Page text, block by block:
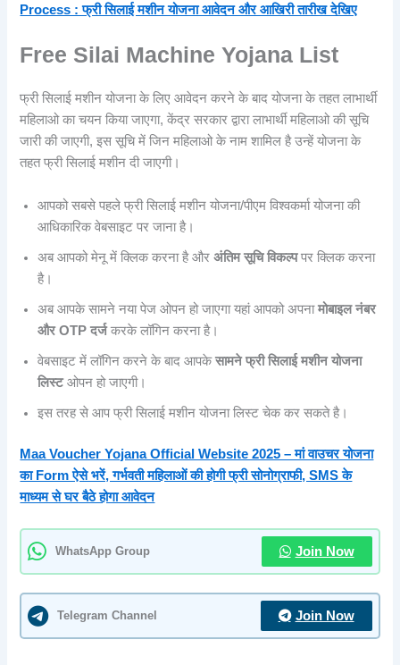
Process : फ्री सिलाई मशीन योजना आवेदन और आखिरी तारीख देखिए
Free Silai Machine Yojana List
फ्री सिलाई मशीन योजना के लिए आवेदन करने के बाद योजना के तहत लाभार्थी
महिलाओ का चयन किया जाएगा, केंद्र सरकार द्वारा लाभार्थी महिलाओ की सूचि
जारी की जाएगी, इस सूचि में जिन महिलाओ के नाम शामिल है उन्हें योजना के
तहत फ्री सिलाई मशीन दी जाएगी।
आपको सबसे पहले फ्री सिलाई मशीन योजना/पीएम विश्वकर्मा योजना की
आधिकारिक वेबसाइट पर जाना है।
अब आपको मेनू में क्लिक करना है औरअंतिम सूचि विकल्पपर क्लिक करना
है।
अब आपके सामने नया पेज ओपन हो जाएगा यहां आपको अपनामोबाइल नंबर
और OTP दर्जकरके लॉगिन करना है।
वेबसाइट में लॉगिन करने के बाद आपकेसामने फ्री सिलाई मशीन योजना
लिस्टओपन हो जाएगी।
इस तरह से आप फ्री सिलाई मशीन योजना लिस्ट चेक कर सकते है।
Maa Voucher Yojana Official Website 2025 – मां वाउचर योजना
का Form ऐसे भरें, गर्भवती महिलाओं की होगी फ्री सोनोग्राफी, SMS के
माध्यम से घर बैठे होगा आवेदन
WhatsApp Group Join Now
Telegram Channel Join Now